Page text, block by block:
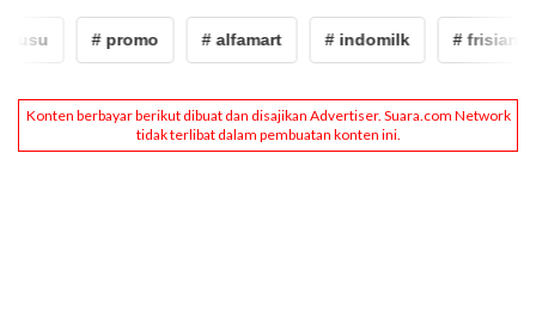
# promo # alfamart # indomilk # frisian